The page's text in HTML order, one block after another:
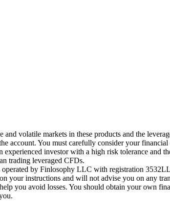
volatile markets in these products and the
account. You must carefully consider your
investor with a high risk tolerance and
trading leveraged CFDs.
by Finlosophy LLC with registration
your instructions and will not advise you on any
you avoid losses. You should obtain your own